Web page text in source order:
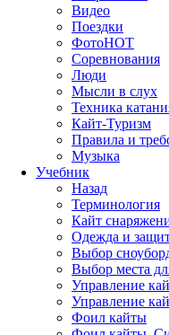
Видео
Поездки
ФотоHOT
Соревнования
Люди
Мысли в слух
Техника
Кайт-Туризм
Правила и
Музыка
Учебник
Назад
Терминология
Кайт
Одежда и
Выбор
Выбор места
Управление
Управление
Фоил кайты